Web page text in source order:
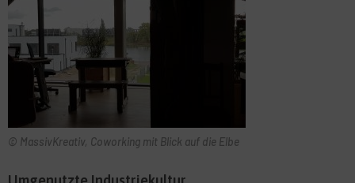
© MassivKreativ, Coworking mit Blick auf die Elbe